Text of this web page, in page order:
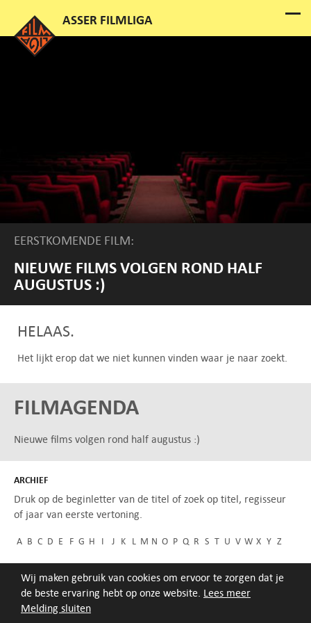
Melding sluiten
Wij maken gebruik van cookies om ervoor te zorgen dat je
de beste ervaring hebt op onze website. Lees meer
EERSTKOMENDE FILM:
NIEUWE FILMS VOLGEN ROND HALF
AUGUSTUS :)
HELAAS.
Het lijkt erop dat we niet kunnen vinden waar je naar zoekt.
FILMAGENDA
Nieuwe films volgen rond half augustus :)
ARCHIEF
Druk op de beginletter van de titel of zoek op titel, regisseur
of jaar van eerste vertoning.
A B C D E F G H I J K L M N O P Q R S T U V W X Y Z